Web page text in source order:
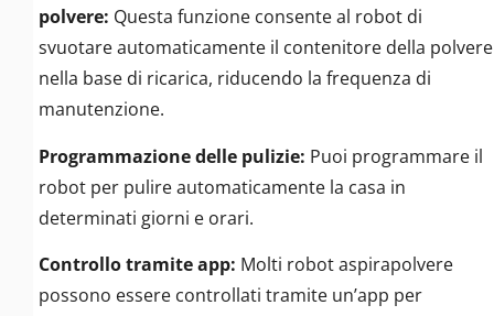
polvere: Questa funzione consente al robot di
svuotare automaticamente il contenitore della polvere
nella base di ricarica, riducendo la frequenza di
manutenzione.
Programmazione delle pulizie: Puoi programmare il
robot per pulire automaticamente la casa in
determinati giorni e orari.
Controllo tramite app: Molti robot aspirapolvere
possono essere controllati tramite un’app per